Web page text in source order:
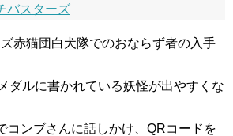
バスターズ
赤猫団白犬隊でのおならず者の入手
ダルに書かれている妖怪が出やすくな
コンブさんに話しかけ、QRコードを